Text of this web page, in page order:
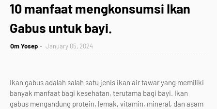
10 manfaat mengkonsumsi Ikan
Gabus untuk bayi.
Om Yosep January 05, 2024
Ikan gabus adalah salah satu jenis ikan air tawar yang memiliki
banyak manfaat bagi kesehatan, terutama bagi bayi. Ikan
gabus mengandung protein, lemak, vitamin, mineral, dan asam